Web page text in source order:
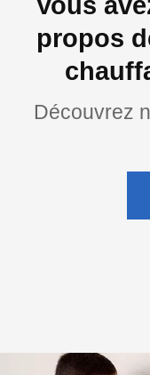
propos
Découvrez